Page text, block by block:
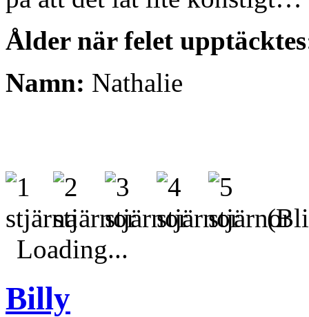
Ålder när felet
Namn: Nathalie
(Bli
Loading...
Billy